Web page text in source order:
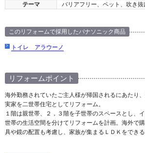
テーマ
バリアフリー、ペット、吹き抜
このリフォームで採用したパナソニック商品
トイレ アラウーノ
リフォームポイント
海外勤務されていたご主人様が帰国されるにあたり
実家を二世帯住宅としてリフォーム。
１階は親世帯、２，３階を子世帯のスペースとし、
世帯の生活空間を分けてリフォームを計画。海外で
具や鏡の配置も考慮し、家族が集まるＬＤＫをでき